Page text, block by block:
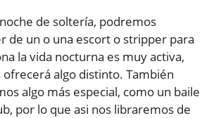
de soltería, podremos
de un o una escort o stripper para
la vida nocturna es muy activa,
algo distinto. También
algo más especial, como un baile
por lo que asi nos libraremos de